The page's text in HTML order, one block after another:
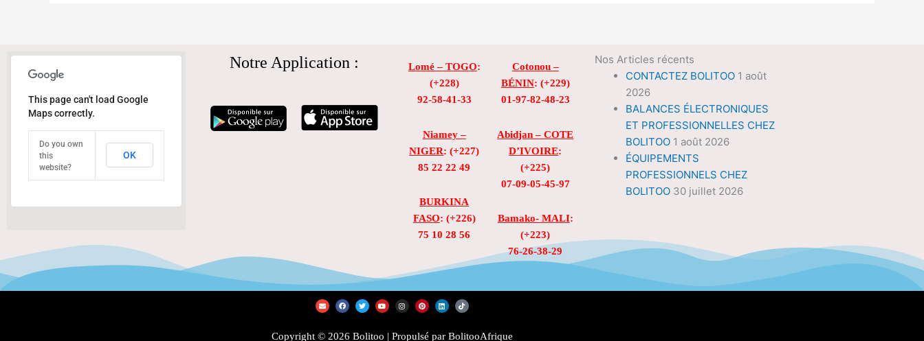
This page can't load Google
Maps correctly.
Do you own
this
website?
OK
Notre Application : Lomé – TOGO:
(+228)
92-58-41-33
Niamey –
NIGER: (+227)
85 22 22 49
BURKINA
FASO: (+226)
75 10 28 56
Cotonou –
BÉNIN: (+229)
01-97-82-48-23
Abidjan – COTE
D’IVOIRE:
(+225)
07-09-05-45-97
Bamako- MALI:
(+223)
76-26-38-29
Nos Articles récents
CONTACTEZ BOLITOO 1 août
2026
BALANCES ÉLECTRONIQUES
ET PROFESSIONNELLES CHEZ
BOLITOO 1 août 2026
ÉQUIPEMENTS
PROFESSIONNELS CHEZ
BOLITOO 30 juillet 2026
E
n
v
o
F
a
c
o
T
w
i
e
Y
o
u
b
I
n
s
g
P
i
n
r
L
i
n
d
T
i
k
k
Copyright © 2026 Bolitoo | Propulsé par BolitooAfrique